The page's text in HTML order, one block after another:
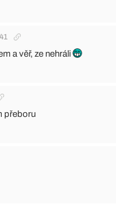
a věř, ze nehráli
přeboru